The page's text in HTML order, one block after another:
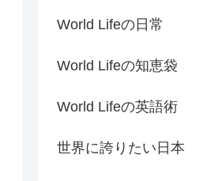
World Lifeの日常
World Lifeの知恵袋
World Lifeの英語術
世界に誇りたい日本